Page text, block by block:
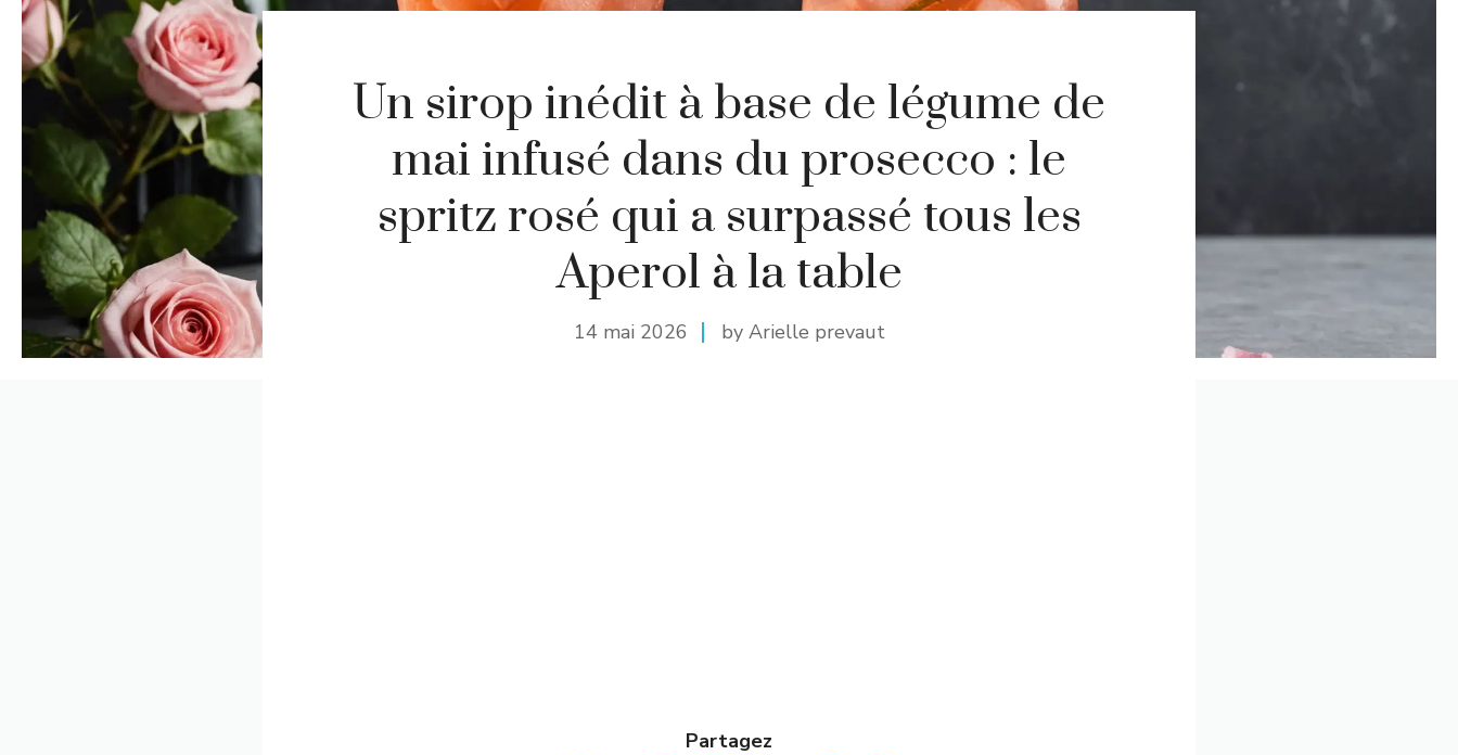
Un sirop inédit à base de légume de
mai infusé dans du prosecco : le
spritz rosé qui a surpassé tous les
Aperol à la table
14 mai 2026 by Arielle prevaut
Partagez